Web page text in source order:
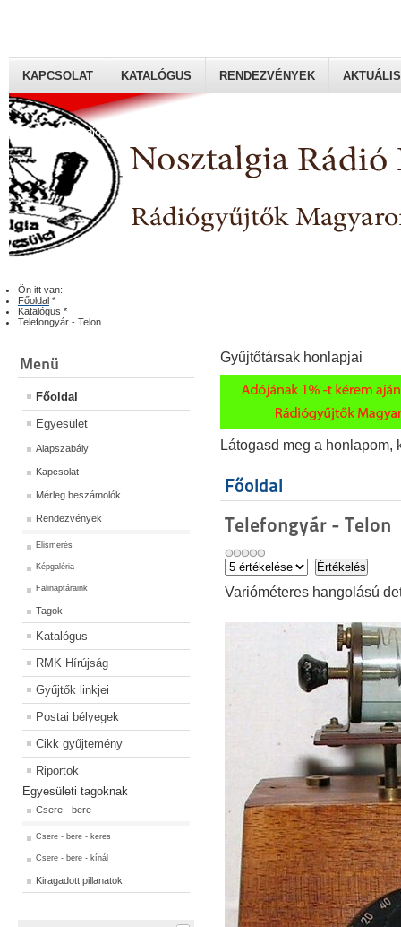
Rádiógyűjtők Magyaroszági Klubja
KAPCSOLAT KATALÓGUS RENDEZVÉNYEK AKTUÁLIS
Ön itt van:
Főoldal *
Katalógus *
Telefongyár - Telon
Menü
Főoldal
Egyesület
Alapszabály
Kapcsolat
Mérleg beszámolók
Rendezvények
Elismerés
Képgaléria
Falinaptáraink
Tagok
Katalógus
RMK Hírújság
Gyűjtők linkjei
Postai bélyegek
Cikk gyűjtemény
Riportok
Egyesületi tagoknak
Csere - bere
Csere - bere - keres
Csere - bere - kínál
Kiragadott pillanatok
Gyűjtőtársak honlapjai
Látogasd meg a honlapom,
Főoldal
Telefongyár - Telon
Varióméteres hangolású